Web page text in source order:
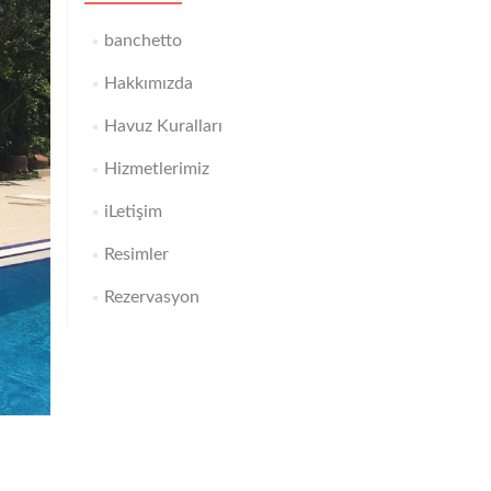
banchetto
Hakkımızda
Havuz Kuralları
Hizmetlerimiz
iLetişim
Resimler
Rezervasyon